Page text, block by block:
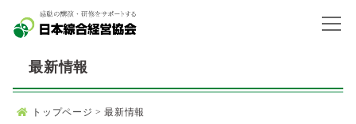
最新情報
トップページ >最新情報